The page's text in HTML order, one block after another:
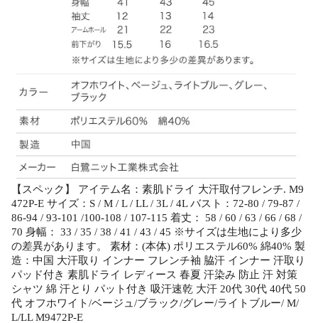
【スペック】 アイテム名：素肌ドライ 大汗取付フレンチ. M9
472P-E サイズ：S / M / L / LL / 3L / 4L バスト：72-80 / 79-87 /
86-94 / 93-101 /100-108 / 107-115 着丈： 58 / 60 / 63 / 66 / 68 /
70 身幅： 33 / 35 / 38 / 41 / 43 / 45 ※サイズは生地により多少
の差異があります。 素材：(本体) ポリエステル60% 綿40% 製
造：中国 大汗取り インナー フレンチ袖 脇汗 インナー 汗取り
パッド付き 素肌ドライ レディース 春夏 汗染み 防止 汗 対策
シャツ 綿 汗とり パット付き 吸汗速乾 大汗 20代 30代 40代 50
代 オフホワイト/ベージュ/ブラック/グレー/ライトブルー/ M/
L/LL M9472P-E